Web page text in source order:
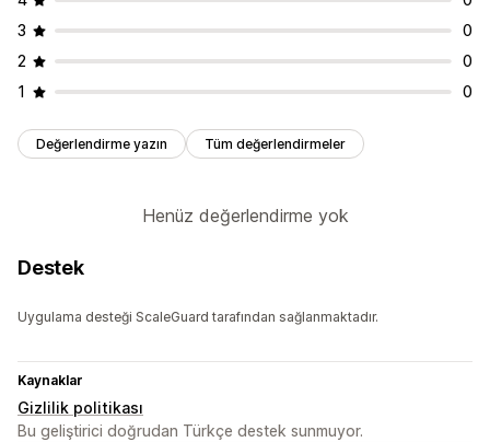
3
0
2
0
1
0
Değerlendirme yazın Tüm değerlendirmeler
Henüz değerlendirme yok
Destek
Uygulama desteği ScaleGuard tarafından sağlanmaktadır.
Kaynaklar
Gizlilik politikası
Bu geliştirici doğrudan Türkçe destek sunmuyor.